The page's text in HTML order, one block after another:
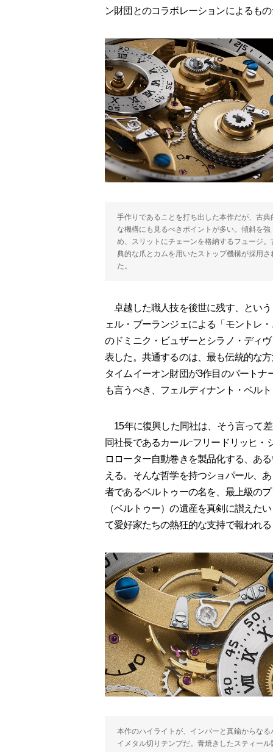
ン財団とのコラボレーションによるも
手作りであることを打ち出した本作だが、古典
な機構にも見るべきポイントが多い。傾斜を強
め、スリットにチェーンを格納するフュージ。
典的な爪とカムを用いたストップ機構が採用さ
た。
卓越した職人技を後世に残す、とい
ェル・ブーランジェによる「モントレ
のドミニク・ビュザーとシラノ・ディ
表した。共通するのは、最も伝統的な
タイムイーオン財団が3作目のパート
も言うべき、フェルディナント・ベル
15年に復興した同社は、そう言って
同社長であるカールｰフリードリッヒ
ロローター自動巻きを製品化する、あ
える。そんな哲学を持つショパール、
者であるベルトゥーの名を、最上級の
（ベルトゥー）の遺産を真剣に讃えた
て愛好家たちの熱狂的な支持で報われ
本作のハイライトが、インバーと真鍮からなる
イメタル切りテンプだ。青焼きしたスティール